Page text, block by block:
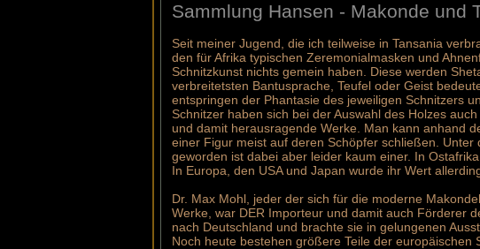
Sammlung Hansen - Makonde und
Seit meiner Jugend, die ich teilweise in Tansania
den für Afrika typischen Zeremonialmasken und
Schnitzkunst nichts gemein haben. Diese werden
verbreitetsten Bantusprache, Teufel oder Geist
entspringen der Phantasie des jeweiligen Schnitzers
Schnitzer haben sich bei der Auswahl des Holzes
und damit herausragende Werke. Man kann anhand
einer Figur meist auf deren Schöpfer schließen.
geworden ist dabei aber leider kaum einer. In
In Europa, den USA und Japan wurde ihr Wert
Dr. Max Mohl, jeder der sich für die moderne
Werke, war DER Importeur und damit auch Förderer
nach Deutschland und brachte sie in gelungenen
Noch heute bestehen größere Teile der